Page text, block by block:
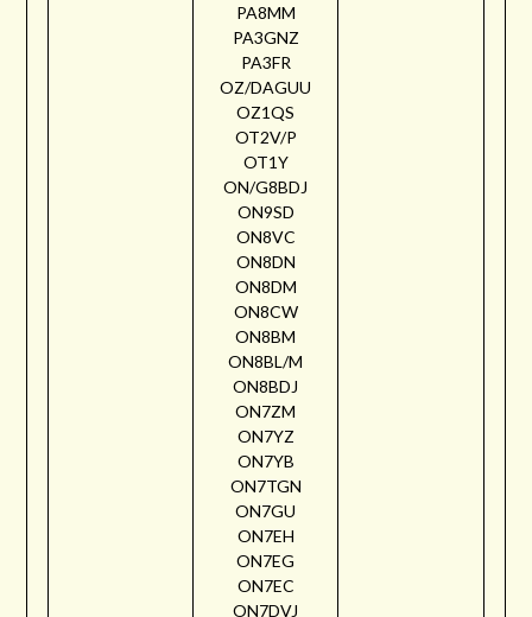
PA8MM
PA3GNZ
PA3FR
OZ/DAGUU
OZ1QS
OT2V/P
OT1Y
ON/G8BDJ
ON9SD
ON8VC
ON8DN
ON8DM
ON8CW
ON8BM
ON8BL/M
ON8BDJ
ON7ZM
ON7YZ
ON7YB
ON7TGN
ON7GU
ON7EH
ON7EG
ON7EC
ON7DVJ